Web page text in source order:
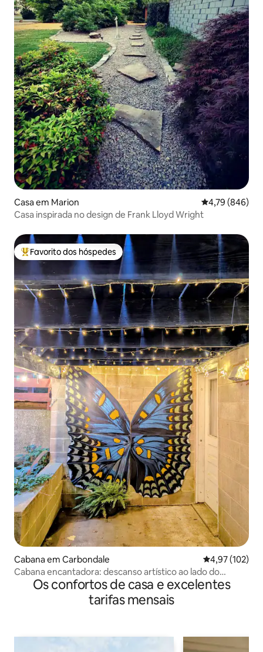
Casa em Marion Classificação
4,79 (846)
Casa inspirada no design de Frank Lloyd Wright
Favoritos dos hóspedes mais apreciados
Favorito dos hóspedes
Cabana em Carbondale Classificação
4,97 (102)
Cabana encantadora: descanso artístico ao lado do
refúgioOs confortos de casa e excelentes
tarifas mensais